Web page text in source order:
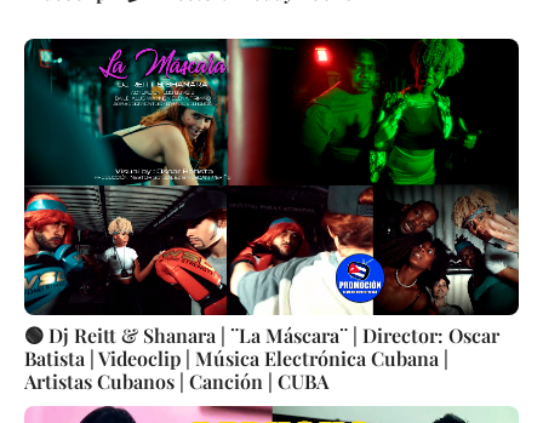
🟢 Dj Reitt & Shanara | ¨La Máscara¨ | Director: Oscar
Batista | Videoclip | Música Electrónica Cubana |
Artistas Cubanos | Canción | CUBA